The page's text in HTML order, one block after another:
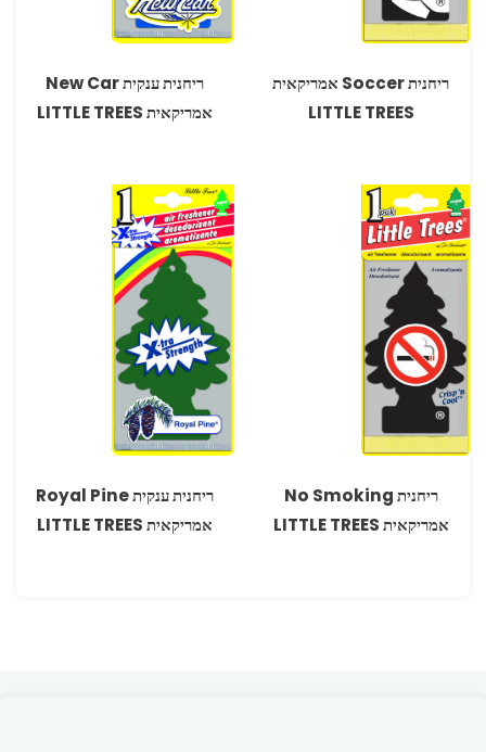
ריחנית Soccer אמריקאית
LITTLE TREES
ריחנית ענקית New Car
אמריקאית LITTLE TREES
ריחנית No Smoking
אמריקאית LITTLE TREES
ריחנית ענקית Royal Pine
אמריקאית LITTLE TREES